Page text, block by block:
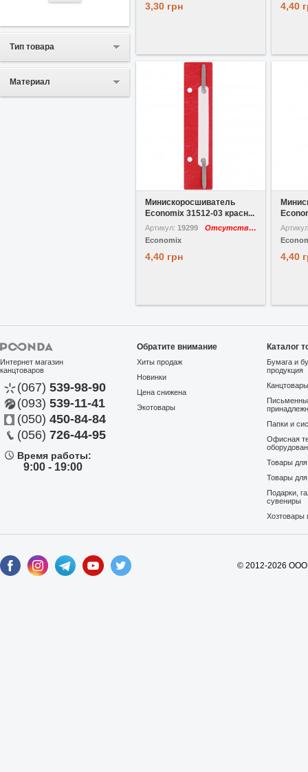
Тип товара
Материал
3,30 грн 4,40
Минискоросшиватель
Economix 31512-03 красн...
Артикул: 19299
Отсутствует
Economix
4,40 грн 4,40
Интернет магазин
канцтоваров
(067) 539-98-90
(093) 539-11-41
(050) 450-84-84
(056) 726-44-95
Время работы:
9:00 - 19:00
Обратите внимание
Хиты продаж
Новинки
Цена снижена
Экотовары
Каталог
Бумага и
продукция
Папки и
Офисная
Товары
Товары
Подарки,
сувениры
Хозтовары
© 2012-2026